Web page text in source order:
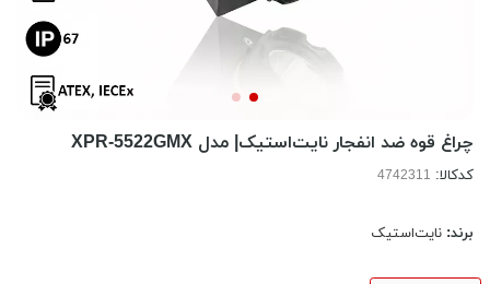
چراغ قوه ضد انفجار نایت‌استیک| مدل XPR-5522GMX
کدکالا:
برند: نایت‌استیک